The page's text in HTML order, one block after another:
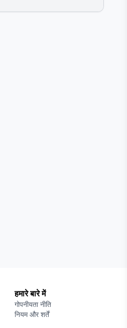
हमारे बारे में
गोपनीयता नीति
नियम और शर्तें